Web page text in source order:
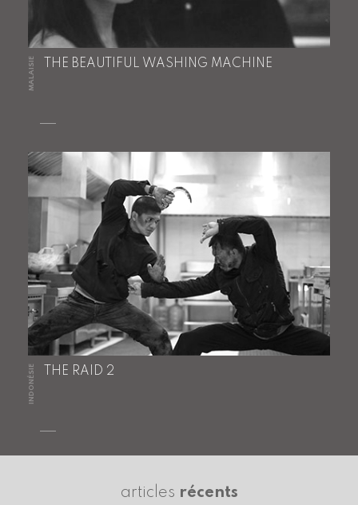
MALAISIE THE BEAUTIFUL WASHING MACHINE
INDONÉSIE THE RAID 2
articles récents